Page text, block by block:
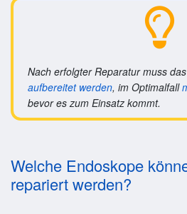
Nach erfolgter Reparatur muss das
aufbereitet werden, im Optimalfall
bevor es zum Einsatz kommt.
Welche Endoskope
repariert werden?